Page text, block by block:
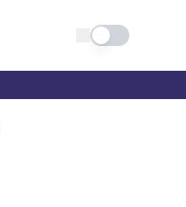
Schimba tema